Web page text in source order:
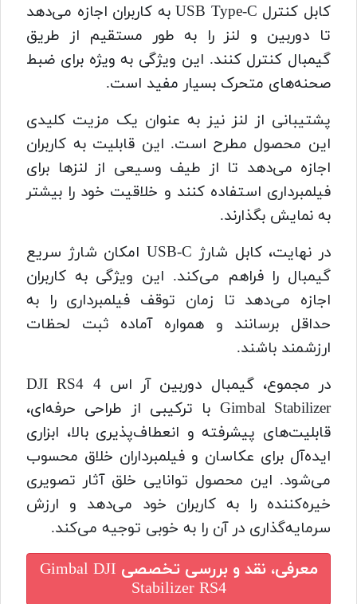
کابل کنترل USB Type-C به کاربران اجازه می‌دهد
تا دوربین و لنز را به طور مستقیم از طریق
گیمبال کنترل کنند. این ویژگی به ویژه برای ضبط
صحنه‌های متحرک بسیار مفید است.
پشتیبانی از لنز نیز به عنوان یک مزیت کلیدی
این محصول مطرح است. این قابلیت به کاربران
اجازه می‌دهد تا از طیف وسیعی از لنزها برای
فیلمبرداری استفاده کنند و خلاقیت خود را بیشتر
به نمایش بگذارند.
در نهایت، کابل شارژ USB-C امکان شارژ سریع
گیمبال را فراهم می‌کند. این ویژگی به کاربران
اجازه می‌دهد تا زمان توقف فیلمبرداری را به
حداقل برسانند و همواره آماده ثبت لحظات
ارزشمند باشند.
در مجموع، گیمبال دوربین آر اس 4 DJI RS4
Gimbal Stabilizer با ترکیبی از طراحی حرفه‌ای،
قابلیت‌های پیشرفته و انعطاف‌پذیری بالا، ابزاری
ایده‌آل برای عکاسان و فیلمبرداران خلاق محسوب
می‌شود. این محصول توانایی خلق آثار تصویری
خیره‌کننده را به کاربران خود می‌دهد و ارزش
سرمایه‌گذاری در آن را به خوبی توجیه می‌کند.
معرفی، نقد و بررسی تخصصی Gimbal DJI
Stabilizer RS4